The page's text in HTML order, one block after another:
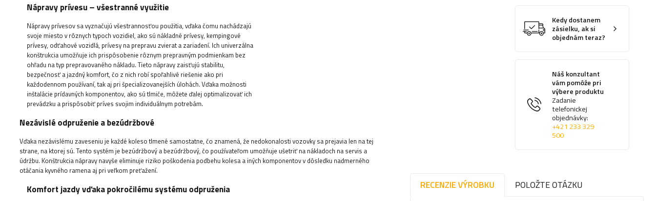
Kedy dostanem
zásielku, ak si
objednám teraz?
Náš konzultant
vám pomôže pri
výbere produktu
Zadanie
telefonickej
objednávky:
+421 233 329
500
RECENZIE VÝROBKU POLOŽTE OTÁZKU
Nápravy prívesu – všestranné využitie
Nápravy prívesov sa vyznačujú všestrannosťou použitia, vďaka čomu nachádzajú
svoje miesto v rôznych typoch vozidiel, ako sú nákladné prívesy, kempingové
prívesy, odťahové vozidlá, prívesy na prepravu zvierat a zariadení. Ich univerzálna
konštrukcia umožňuje ich prispôsobenie rôznym prepravným podmienkam bez
ohľadu na typ prepravovaného nákladu. Tieto nápravy zaisťujú stabilitu,
bezpečnosť a jazdný komfort, čo z nich robí spoľahlivé riešenie ako pri
každodennom používaní, tak aj pri špecializovanejších úlohách. Vďaka možnosti
inštalácie prídavných komponentov, ako sú tlmiče, môžete ďalej optimalizovať ich
prevádzku a prispôsobiť príves svojim individuálnym potrebám.
Nezávislé odpruženie a bezúdržbové
Vďaka nezávislému zaveseniu je každé koleso tlmené samostatne, čo znamená, že nedokonalosti vozovky sa prejavia len na tej
strane, na ktorej sú. Tento systém je bezúdržbový a bezúdržbový, čo používateľom umožňuje ušetriť na nákladoch na servis a
údržbu. Konštrukcia nápravy navyše eliminuje riziko poškodenia podbehu kolesa a iných komponentov v dôsledku nadmerného
otáčania kyvného ramena aj pri veľkom preťažení.
Komfort jazdy vďaka pokročilému systému odpruženia